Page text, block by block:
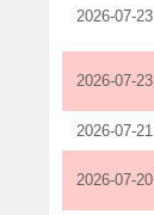
2026-07-23
2026-07-23
2026-07-21
2026-07-20